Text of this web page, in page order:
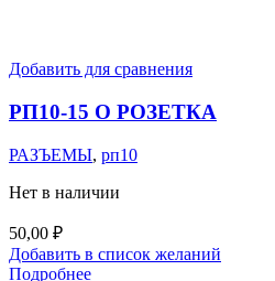
Добавить для сравнения
РП10-15 О РОЗЕТКА
РАЗЪЕМЫ, рп10
Нет в наличии
50,00 ₽
Добавить в список желаний
Подробнее